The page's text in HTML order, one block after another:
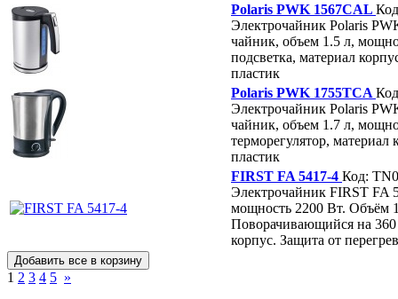
Polaris PWK 1567CAL
Электрочайник Polaris
чайник, объем 1.5 л,
подсветка, материал
пластик
Polaris PWK 1755TCA
Электрочайник Polaris
чайник, объем 1.7 л,
терморегулятор, материал
пластик
FIRST FA 5417-4 Код:
Электрочайник FIRST FA
мощность 2200 Вт. Объём
Поворачивающийся на 360
корпус. Защита от
1 2 3 4 5 »